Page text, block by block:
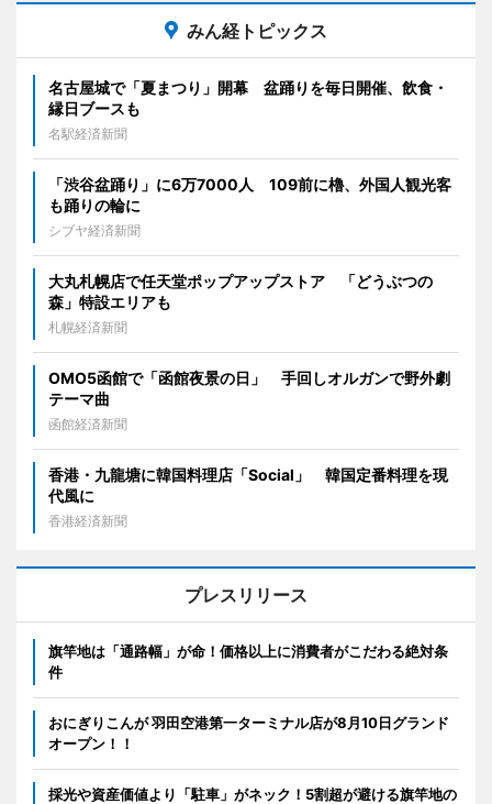
みん経トピックス
名古屋城で「夏まつり」開幕 盆踊りを毎日開催、飲食・
縁日ブースも
名駅経済新聞
「渋谷盆踊り」に6万7000人 109前に櫓、外国人観光客
も踊りの輪に
シブヤ経済新聞
大丸札幌店で任天堂ポップアップストア 「どうぶつの
森」特設エリアも
札幌経済新聞
OMO5函館で「函館夜景の日」 手回しオルガンで野外劇
テーマ曲
函館経済新聞
香港・九龍塘に韓国料理店「Social」 韓国定番料理を現
代風に
香港経済新聞
プレスリリース
旗竿地は「通路幅」が命！価格以上に消費者がこだわる絶対条
件
おにぎりこんが 羽田空港第一ターミナル店が8月10日グランド
オープン！！
採光や資産価値より「駐車」がネック！5割超が避ける旗竿地の